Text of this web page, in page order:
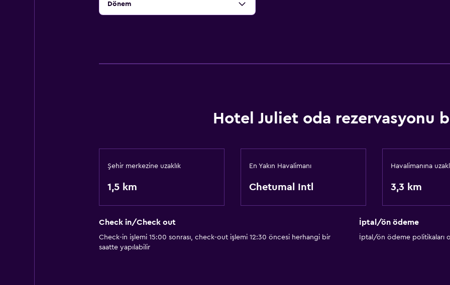
Dönem
Hotel Juliet oda rezervasyonu
Şehir merkezine uzaklık
1,5 km
En Yakın Havalimanı
Chetumal Intl
Havalimanına
3,3 km
Check in/Check out
Check-in işlemi 15:00 sonrası, check-out işlemi 12:30 öncesi herhangi bir
saatte yapılabilir
İptal/ön ödeme
İptal/ön ödeme politikaları